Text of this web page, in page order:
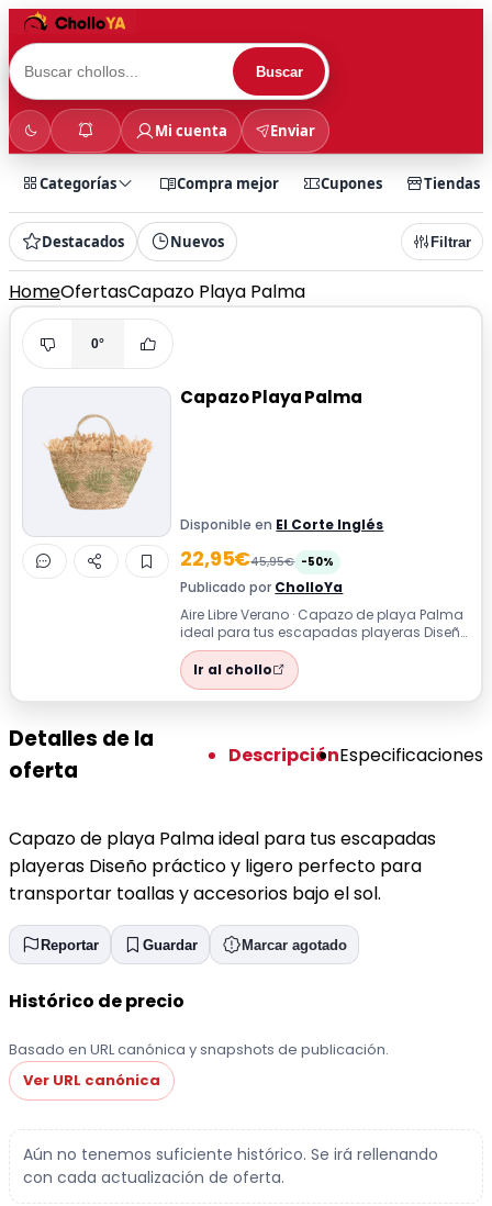
Buscar
Mi cuenta Enviar
Categorías Compra mejor Cupones Tiendas
Destacados Nuevos Filtrar
HomeOfertasCapazo Playa Palma
0°
Capazo Playa Palma
Disponible en El Corte Inglés
22,95€45,95€ -50%
Publicado por CholloYa
Aire Libre Verano · Capazo de playa Palma
ideal para tus escapadas playeras Diseño
práctico y ligero perfecto para tr...
Ir al chollo
Detalles de la
oferta
DescripciónEspecificaciones
Capazo de playa Palma ideal para tus escapadas
playeras Diseño práctico y ligero perfecto para
transportar toallas y accesorios bajo el sol.
Reportar Guardar Marcar agotado
Histórico de precio
Basado en URL canónica y snapshots de publicación.
Ver URL canónica
Aún no tenemos suficiente histórico. Se irá rellenando
con cada actualización de oferta.